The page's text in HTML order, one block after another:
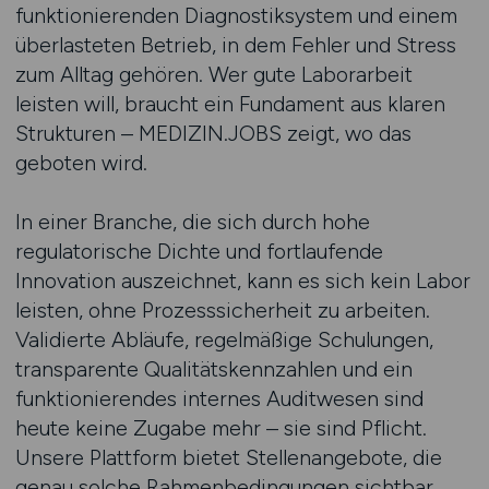
funktionierenden Diagnostiksystem und einem
überlasteten Betrieb, in dem Fehler und Stress
zum Alltag gehören. Wer gute Laborarbeit
leisten will, braucht ein Fundament aus klaren
Strukturen – MEDIZIN.JOBS zeigt, wo das
geboten wird.
In einer Branche, die sich durch hohe
regulatorische Dichte und fortlaufende
Innovation auszeichnet, kann es sich kein Labor
leisten, ohne Prozesssicherheit zu arbeiten.
Validierte Abläufe, regelmäßige Schulungen,
transparente Qualitätskennzahlen und ein
funktionierendes internes Auditwesen sind
heute keine Zugabe mehr – sie sind Pflicht.
Unsere Plattform bietet Stellenangebote, die